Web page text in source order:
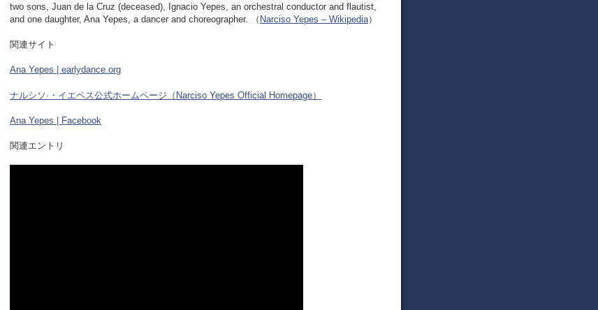
two sons, Juan de la Cruz (deceased), Ignacio Yepes, an orchestral conductor and flautist,
and one daughter, Ana Yepes, a dancer and choreographer. （ Narciso Yepes – Wikipedia）
関連サイト
Ana Yepes | earlydance.org
ナルシソ·・イエペス公式ホームページ（Narciso Yepes Official Homepage）
Ana Yepes | Facebook
関連エントリ